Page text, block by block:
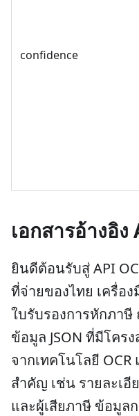
confidence
เอกสารอ้างอิง
ยินดีต้อนรับสู่ API
ที่จ่ายของไทย เครื่อ
ใบรับรองการหักภา
ข้อมูล JSON ที่มีโคร
จากเทคโนโลยี
สำคัญ เช่น รายละเ
และผู้เสียภาษี ข้อมูล